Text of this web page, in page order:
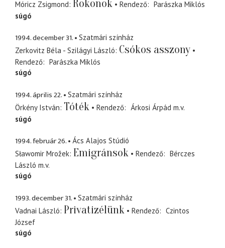
Móricz Zsigmond Rokonok Rendező
Parászka Miklós
súgó
1994. december 31.
Szatmári színház
Zerkovitz Béla - Szilágyi László Csókos asszony
Rendező
Parászka Miklós
súgó
1994. április 22.
Szatmári színház
Örkény István Tóték Rendező Árkosi Árpád m.v.
súgó
1994. február 26.
Ács Alajos Stúdió
Sławomir Mrožek Emigránsok Rendező
Bérczes
László m.v.
súgó
1993. december 31.
Szatmári színház
Vadnai László Privatizélünk Rendező
Czintos
József
súgó